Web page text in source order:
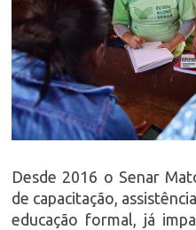
Desde 2016 o Senar
de capacitação,
educação formal, já